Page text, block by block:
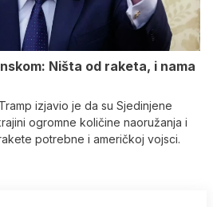
Ništa od raketa, i nama
izjavio je da su Sjedinjene
ogromne količine naoružanja i
potrebne i američkoj vojsci.